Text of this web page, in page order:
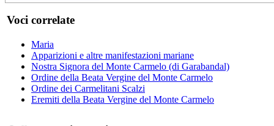
Voci correlate
Maria
Apparizioni e altre manifestazioni mariane
Nostra Signora del Monte Carmelo (di Garabandal)
Ordine della Beata Vergine del Monte Carmelo
Ordine dei Carmelitani Scalzi
Eremiti della Beata Vergine del Monte Carmelo